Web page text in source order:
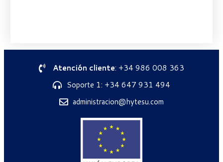
Atención cliente: +34 986 008 363
Soporte 1: +34 647 931 494
administracion@hytesu.com